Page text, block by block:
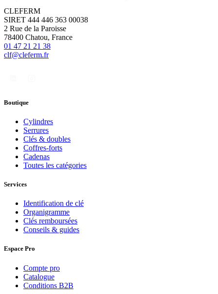
CLEFERM
SIRET 444 446 363 00038
2 Rue de la Paroisse
78400 Chatou, France
01 47 21 21 38
clf@cleferm.fr
Boutique
Cylindres
Serrures
Clés & doubles
Coffres-forts
Cadenas
Toutes les catégories
Services
Identification de clé
Organigramme
Clés remboursées
Conseils & guides
Espace Pro
Compte pro
Catalogue
Conditions B2B